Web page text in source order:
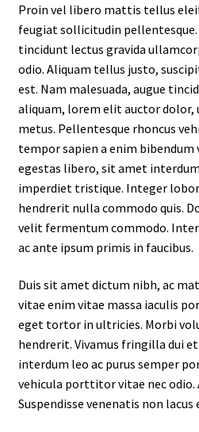
Proin vel libero mattis tellus
feugiat sollicitudin
tincidunt lectus gravida
odio. Aliquam tellus justo,
est. Nam malesuada, augue
aliquam, lorem elit auctor dolor,
metus. Pellentesque rhoncus
tempor sapien a enim bibendum
egestas libero, sit amet
imperdiet tristique. Integer
hendrerit nulla commodo quis.
velit fermentum commodo.
ac ante ipsum primis in faucibus.
Duis sit amet dictum nibh, ac
vitae enim vitae massa iaculis
eget tortor in ultricies. Morbi
hendrerit. Vivamus fringilla dui
interdum leo ac purus semper
vehicula porttitor vitae nec
Suspendisse venenatis non lacus